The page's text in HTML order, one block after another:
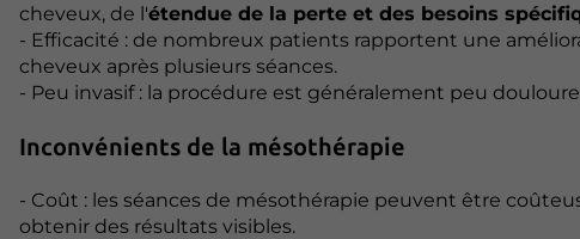
cheveux, de l'étendue de la perte et des besoins
- Efficacité : de nombreux patients rapportent une
cheveux après plusieurs séances.
- Peu invasif : la procédure est généralement peu
Inconvénients de la mésothérapie
- Coût : les séances de mésothérapie peuvent être
obtenir des résultats visibles.